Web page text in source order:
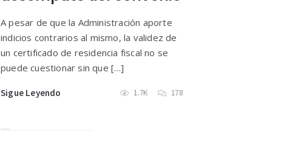
A pesar de que la Administración aporte
indicios contrarios al mismo, la validez de
un certificado de residencia fiscal no se
puede cuestionar sin que […]
Sigue Leyendo 1.7K 178